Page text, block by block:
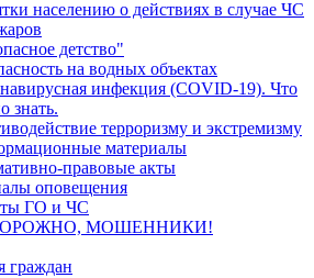
населению о действиях в случае ЧС
детство"
на водных объектах
инфекция (COVID-19). Что
знать.
терроризму и экстремизму
материалы
правовые акты
оповещения
ГО и ЧС
МОШЕННИКИ!
граждан